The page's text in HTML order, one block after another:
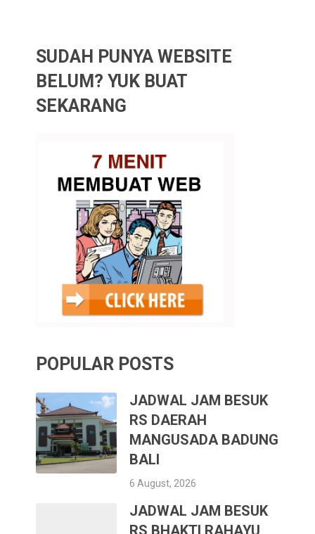
SUDAH PUNYA WEBSITE
BELUM? YUK BUAT
SEKARANG
POPULAR POSTS
JADWAL JAM BESUK
RS DAERAH
MANGUSADA BADUNG
BALI
6 August, 2026
JADWAL JAM BESUK
RS BHAKTI RAHAYU